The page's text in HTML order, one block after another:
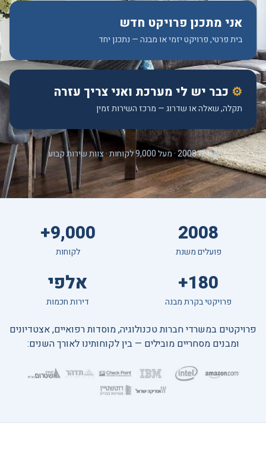
אני מתכנן פרויקט חדש
בית פרטי, פרויקט יזמי או מבנה — נתכנן יחד
⚙ כבר יש לי מערכת ואני צריך עזרה
תקלה, שאלה או שדרוג — מרכז השירות זמין
משנת 2008 · מעל 9,000 לקוחות · צוות שירות קבוע
2008
פועלים משנת
9,000+
לקוחות
180+
פרויקטי בקרת מבנה
אלפי
דירות חכמות
פרויקטים במשרדי חברות טכנולוגיה, מוסדות רפואיים, אצטדיונים
ומבנים מסחריים מובילים — בין לקוחותינו לאורך השנים: